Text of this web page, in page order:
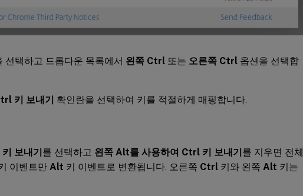
선택하고 드롭다운 목록에서 왼쪽 Ctrl 또는 오른쪽 Ctrl 옵션을 선택합
키 보내기 확인란을 선택하여 키를 적절하게 매핑합니다.
보내기를 선택하고 왼쪽 Alt를 사용하여 Ctrl 키 보내기를 지우면 전체
이벤트만 Alt 키 이벤트로 변환됩니다. 오른쪽 Ctrl 키와 왼쪽 Alt 키는